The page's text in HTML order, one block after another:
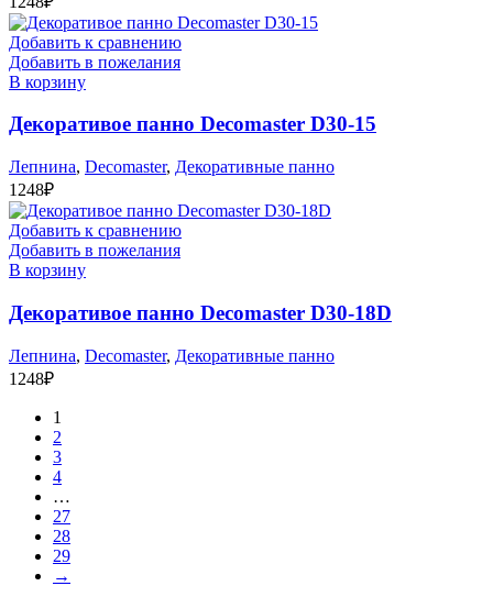
Добавить к сравнению
Добавить в пожелания
В корзину
Декоративое панно Decomaster D30-15
Лепнина, Decomaster, Декоративные панно
1248₽
Добавить к сравнению
Добавить в пожелания
В корзину
Декоративое панно Decomaster D30-18D
Лепнина, Decomaster, Декоративные панно
1248₽
1
2
3
4
…
27
28
29
→